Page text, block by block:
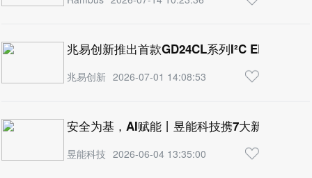
兆易创新推出首款GD24CL系列I²C EEPROM
兆易创新 2026-07-01 14:08:53
安全为基，AI赋能丨昱能科技携7大新品及全
昱能科技 2026-06-04 13:35:00